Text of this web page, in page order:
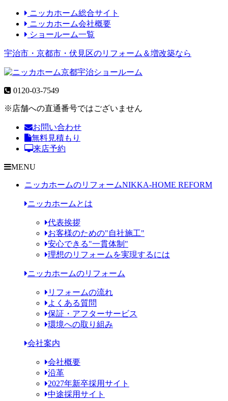
ニッカホーム総合サイト
ニッカホーム会社概要
ショールーム一覧
宇治市・京都市・伏見区のリフォーム＆増改築なら
0120-03-7549
※店舗への直通番号ではございません
お問い合わせ
無料見積もり
来店予約
MENU
ニッカホームのリフォームNIKKA-HOME REFORM
ニッカホームとは
代表挨拶
お客様のための"自社施工"
安心できる"一貫体制"
理想のリフォームを実現するには
ニッカホームのリフォーム
リフォームの流れ
よくある質問
保証・アフターサービス
環境への取り組み
会社案内
会社概要
沿革
2027年新卒採用サイト
中途採用サイト